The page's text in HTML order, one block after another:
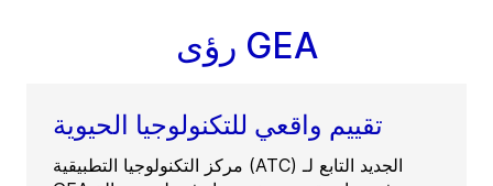
رؤى GEA
تقييم واقعي للتكنولوجيا الحيوية
مركز التكنولوجيا التطبيقية (ATC) الجديد التابع لـ